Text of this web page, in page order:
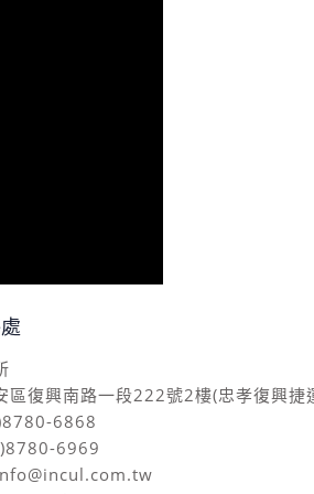
區復興南路一段222號2樓(忠孝復興捷
6868
6969